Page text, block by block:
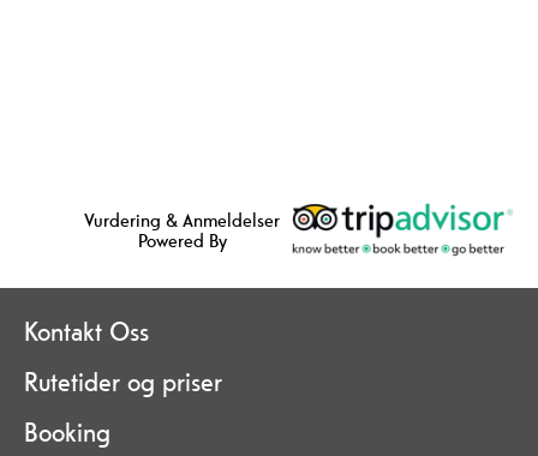
Vurdering & Anmeldelser
Powered By
Kontakt Oss
Rutetider og priser
Booking